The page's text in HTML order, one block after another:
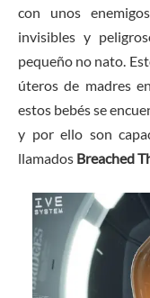
con unos
invisibles y
pequeño no nato.
úteros de madres
estos bebés se
y por ello son
llamados Breached